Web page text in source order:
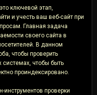
ключевой этап,
и учесть ваш веб-сайт при
Главная задача
своего сайта в
В данном
чтобы проверить
чтобы быть
проиндексировано.
инструментов проверки